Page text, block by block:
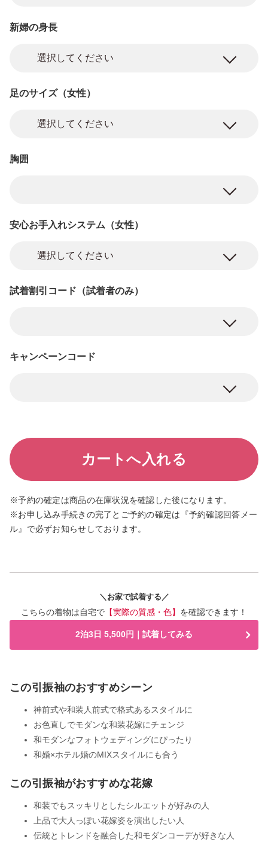
新婦の身長
足のサイズ（女性）
胸囲
安心お手入れシステム（女性）
試着割引コード（試着者のみ）
キャンペーンコード
※予約の確定は商品の在庫状況を確認した後になります。
※お申し込み手続きの完了とご予約の確定は『予約確認回答メー
ル』で必ずお知らせしております。
＼お家で試着する／
こちらの着物は自宅で 【実際の質感・色】 を確認できます！
2泊3日 5,500円｜試着してみる
この引振袖のおすすめシーン
神前式や和装人前式で格式あるスタイルに
お色直しでモダンな和装花嫁にチェンジ
和モダンなフォトウェディングにぴったり
和婚×ホテル婚のMIXスタイルにも合う
この引振袖がおすすめな花嫁
和装でもスッキリとしたシルエットが好みの人
上品で大人っぽい花嫁姿を演出したい人
伝統とトレンドを融合した和モダンコーデが好きな人